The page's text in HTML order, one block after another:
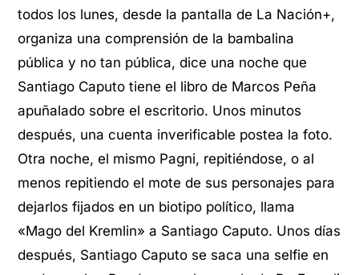
todos los lunes, desde la pantalla de La Nación+,
organiza una comprensión de la bambalina
pública y no tan pública, dice una noche que
Santiago Caputo tiene el libro de Marcos Peña
apuñalado sobre el escritorio. Unos minutos
después, una cuenta inverificable postea la foto.
Otra noche, el mismo Pagni, repitiéndose, o al
menos repitiendo el mote de sus personajes para
dejarlos fijados en un biotipo político, llama
«Mago del Kremlin» a Santiago Caputo. Unos días
después, Santiago Caputo se saca una selfie en